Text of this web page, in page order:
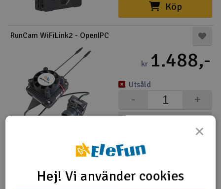
Köp
RunCam WiFiLink2 - OpenIPC
kr 1.488,-
+
-
Utsåld
RunCam WiFiLink2-G med nätverkskort - OpenIPC
kr1.787,-
×
Hej! Vi använder cookies